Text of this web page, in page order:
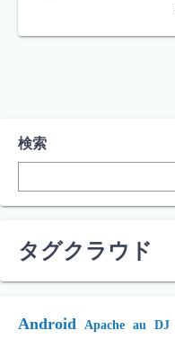
検索
タグクラウド
Android Apache au DJ